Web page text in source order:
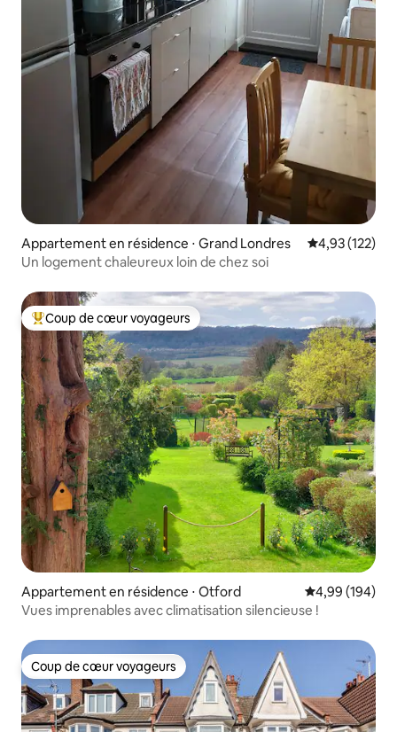
Appartement en résidence ⋅ Grand Londres Évaluation
4,93 (122)
Un logement chaleureux loin de chez soi
Coups de cœur voyageurs les plus appréciés
Coup de cœur voyageurs
Appartement en résidence ⋅ Otford Évaluation
4,99 (194)
Vues imprenables avec climatisation silencieuse !
Coup de cœur voyageurs
Coup de cœur voyageurs